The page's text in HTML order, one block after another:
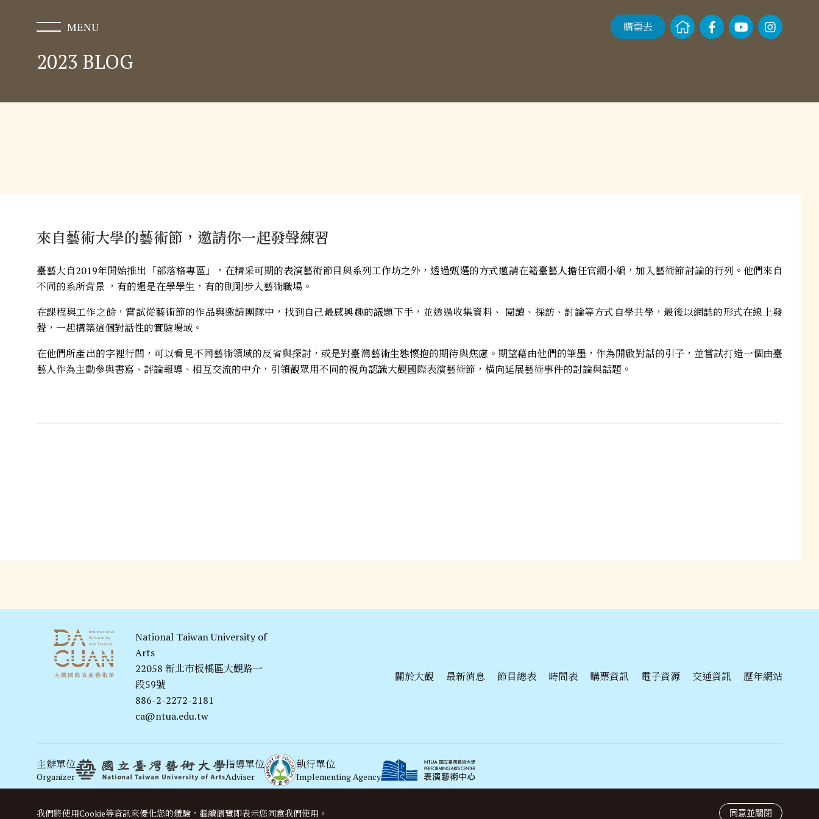
購票去
2023 BLOG
來自藝術大學的藝術節，邀請你一起發聲練習
臺藝大自2019年開始推出「部落格專區」，在精采可期的表演藝術節目與系列工作坊之外，透過甄選的方式邀請在籍臺藝人擔任官網小編，加入藝術節討論的行列。他們來自
不同的系所背景 ，有的還是在學學生，有的則剛步入藝術職場。
在課程與工作之餘，嘗試從藝術節的作品與邀請團隊中，找到自己最感興趣的議題下手，並透過收集資料、 閱讀、採訪、討論等方式自學共學，最後以網誌的形式在線上發
聲，一起構築這個對話性的實驗場域。
在他們所產出的字裡行間，可以看見不同藝術領域的反省與探討，或是對臺灣藝術生態懷抱的期待與焦慮。期望藉由他們的筆墨，作為開啟對話的引子，並嘗試打造一個由臺
藝人作為主動參與書寫、評論報導、相互交流的中介，引領觀眾用不同的視角認識大觀國際表演藝術節，橫向延展藝術事件的討論與話題。
National Taiwan University of
Arts
22058 新北市板橋區大觀路一
段59號
886-2-2272-2181
ca@ntua.edu.tw
關於大觀 最新消息 節目總表 時間表 購票資訊 電子資源 交通資訊 歷年網站
主辦單位
Organizer
指導單位
Adviser
執行單位
Implementing Agency
Performer
我們將使用cookie等資訊來優化您的體驗，繼續瀏覽即表示您同意我們使用。